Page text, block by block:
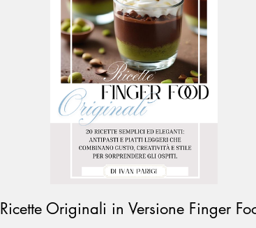
Ricette Originali in Versione Finger